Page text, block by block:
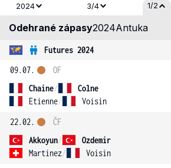
2024 3/4 1/2
Odehrané zápasy2024Antuka
Futures 2024
09.07.
Chaine/
Colne
Etienne/ Voisin
OF
22.02.
Akkoyun/
Ozdemir
Martinez/ Voisin
ČF